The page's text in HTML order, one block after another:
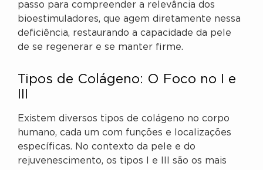
passo para compreender a relevância dos
bioestimuladores, que agem diretamente nessa
deficiência, restaurando a capacidade da pele
de se regenerar e se manter firme.
Tipos de Colágeno: O Foco no I e
Existem diversos tipos de colágeno no corpo
humano, cada um com funções e localizações
específicas. No contexto da pele e do
rejuvenescimento, os tipos I e III são os mais